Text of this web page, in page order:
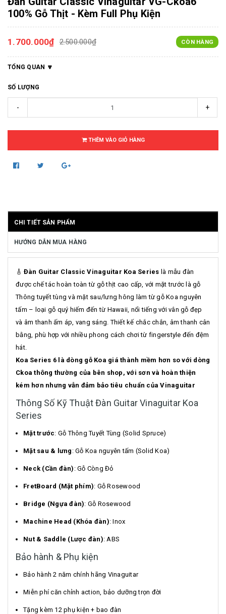
100% Gỗ Thịt - Kèm Full Phụ Kiện
1.700.000₫ 2.500.000₫ CÒN HÀNG
TỔNG QUAN
SỐ LƯỢNG
- +
THÊM VÀO GIỎ HÀNG
CHI TIẾT SẢN PHẨM
HƯỚNG DẪN MUA HÀNG
🎸 Đàn Guitar Classic Vinaguitar Koa Series là mẫu đàn
được chế tác hoàn toàn từ gỗ thịt cao cấp, với mặt trước là gỗ
Thông tuyết tùng và mặt sau/lưng hông làm từ gỗ Koa nguyên
tấm – loại gỗ quý hiếm đến từ Hawaii, nổi tiếng với vân gỗ đẹp
và âm thanh ấm áp, vang sáng. Thiết kế chắc chắn, âm thanh cân
bằng, phù hợp với nhiều phong cách chơi từ fingerstyle đến đệm
hát.
Koa Series 6 là dòng gỗ Koa giá thành mềm hơn so với dòng
Ckoa thông thường của bên shop, với sơn và hoàn thiện
kém hơn nhưng vẫn đảm bảo tiêu chuẩn của Vinaguitar
Thông Số Kỹ Thuật Đàn Guitar Vinaguitar Koa
Series
Mặt trước: Gỗ Thông Tuyết Tùng (Solid Spruce)
Mặt sau & lưng : Gỗ Koa nguyên tấm (Solid Koa)
Neck (Cần đàn) : Gỗ Còng Đỏ
FretBoard (Mặt phím): Gỗ Rosewood
Bridge (Ngựa đàn): Gỗ Rosewood
Machine Head (Khóa đàn): Inox
Nut & Saddle (Lược đàn): ABS
Bảo hành & Phụ kiện
Bảo hành 2 năm chính hãng Vinaguitar
Miễn phí căn chỉnh action, bảo dưỡng trọn đời
Tặng kèm 12 phụ kiện + bao đàn